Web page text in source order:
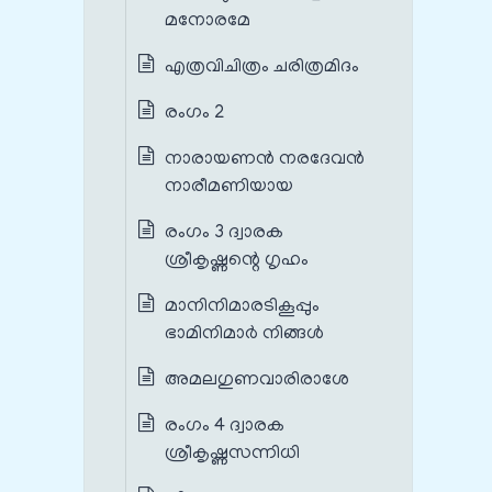
മനോരമേ
എത്രവിചിത്രം ചരിത്രമിദം
രംഗം 2
നാരായണൻ നരദേവൻ
നാരീമണിയായ
രംഗം 3 ദ്വാരക
ശ്രീകൃഷ്ണന്റെ ഗൃഹം
മാനിനിമാരടികൂപ്പും
ഭാമിനിമാർ നിങ്ങൾ
അമലഗുണവാരിരാശേ
രംഗം 4 ദ്വാരക
ശ്രീകൃഷ്ണസന്നിധി